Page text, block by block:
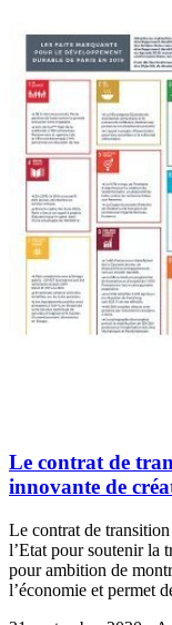
Le contrat de
innovante de
Le contrat de
l’Etat pour soutenir la
pour ambition de
l’économie et permet